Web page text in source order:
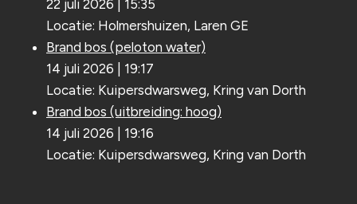
22 juli 2026
15:35
Locatie: Holmershuizen, Laren GE
Brand bos (peloton water)
14 juli 2026
19:17
Locatie: Kuipersdwarsweg, Kring van Dorth
Brand bos (uitbreiding: hoog)
14 juli 2026
19:16
Locatie: Kuipersdwarsweg, Kring van Dorth